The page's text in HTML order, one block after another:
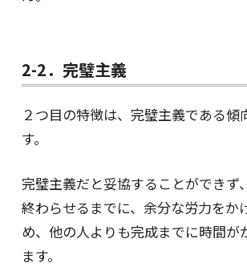
2-2．完璧主義
２つ目の特徴は、完璧主義である傾
す。
完璧主義だと妥協することができず
終わらせるまでに、余分な労力をか
め、他の人よりも完成までに時間が
ます。